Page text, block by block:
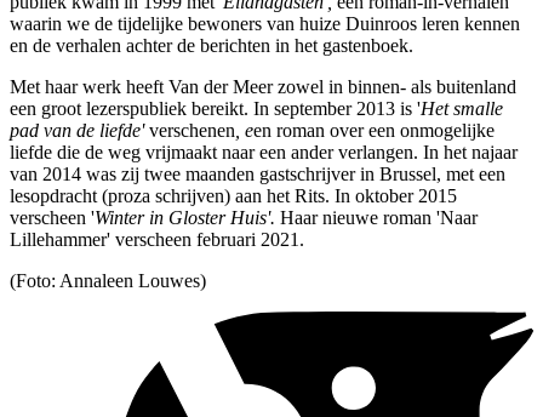
waarin we de tijdelijke bewoners van huize Duinroos leren kennen
en de verhalen achter de berichten in het gastenboek.
Met haar werk heeft Van der Meer zowel in binnen- als buitenland
een groot lezerspubliek bereikt. In september 2013 is 'Het smalle
pad van de liefde'verschenen , een roman over een onmogelijke
liefde die de weg vrijmaakt naar een ander verlangen. In het najaar
van 2014 was zij twee maanden gastschrijver in Brussel, met een
lesopdracht (proza schrijven) aan het Rits. In oktober 2015
verscheen 'Winter in Gloster Huis'. Haar nieuwe roman 'Naar
Lillehammer' verscheen februari 2021.
(Foto: Annaleen Louwes)